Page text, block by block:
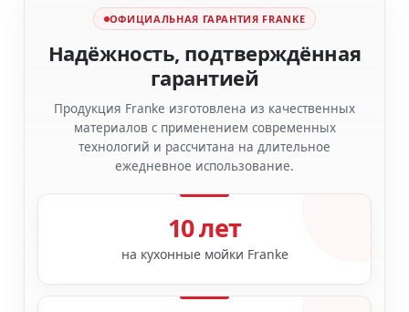
ОФИЦИАЛЬНАЯ ГАРАНТИЯ FRANKE
Надёжность, подтверждённая
гарантией
Продукция Franke изготовлена из качественных
материалов с применением современных
технологий и рассчитана на длительное
ежедневное использование.
10 лет
на кухонные мойки Franke